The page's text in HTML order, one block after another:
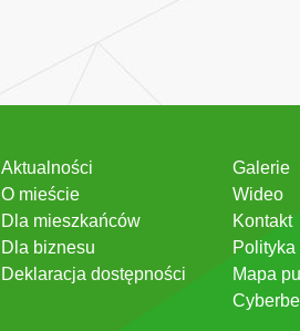
Aktualności
O mieście
Dla mieszkańców
Dla biznesu
Deklaracja dostępności
Galerie
Wideo
Kontakt
Mapa